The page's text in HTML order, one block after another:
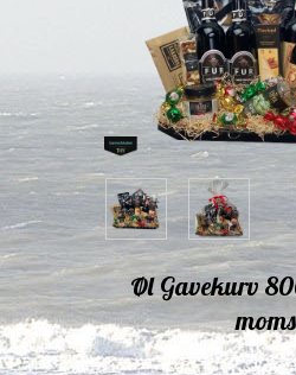
Øl Gavekurv
moms